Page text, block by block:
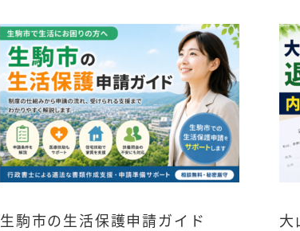
生駒市の生活保護申請ガイド
大